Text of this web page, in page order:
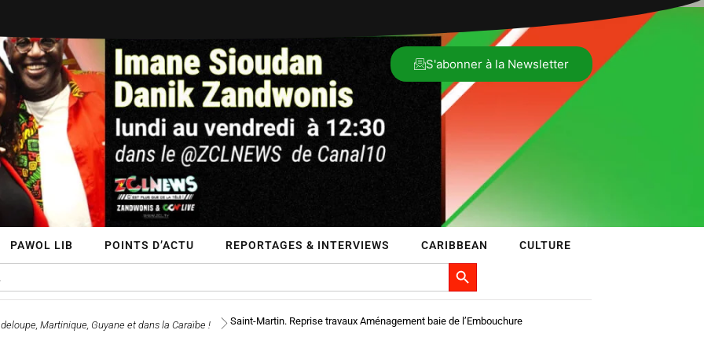
S'abonner à la Newsletter
PAWOL LIB POINTS D’ACTU REPORTAGES & INTERVIEWS CARIBBEAN CULTURE
Search Button
Martinique, Guyane et dans la Caraïbe ! Saint-Martin. Reprise travaux Aménagement baie de l’Embouchure